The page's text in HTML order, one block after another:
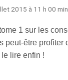
2015 à 11 h 00 min
1 sur les
peut-être profiter
lire enfin !